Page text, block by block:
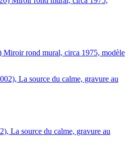
rond mural, circa 1975, modèle
La source du calme, gravure au